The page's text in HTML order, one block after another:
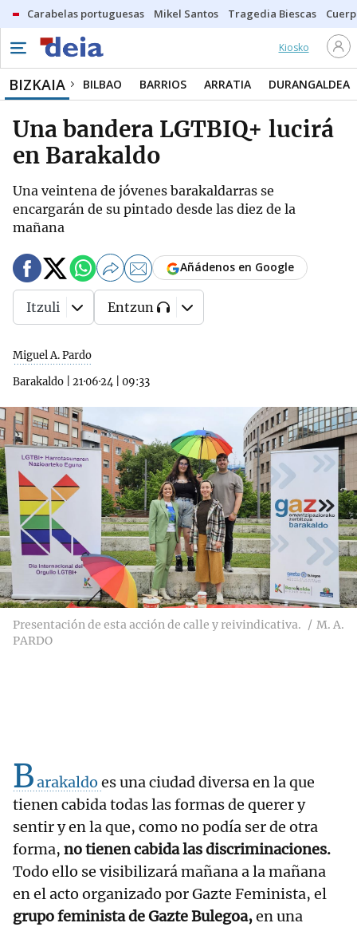
Carabelas portuguesas Mikel Santos Tragedia Biescas
Kiosko
BIZKAIA BILBAO BARRIOS ARRATIA DURANGALDEA
Una bandera LGTBIQ+ lucirá
en Barakaldo
Una veintena de jóvenes barakaldarras se
encargarán de su pintado desde las diez de la
mañana
Miguel A. Pardo
Barakaldo
21·06·24 09:33
Añádenos en Google
Itzuli Entzun
Presentación de esta acción de calle y reivindicativa.
M. A.
PARDO
Barakaldo es una ciudad diversa en la que
tienen cabida todas las formas de querer y
sentir y en la que, como no podía ser de otra
forma, no tienen cabida las discriminaciones.
Todo ello se visibilizará mañana a la mañana
en el acto organizado por Gazte Feminista, el
grupo feminista de Gazte Bulegoa,en una